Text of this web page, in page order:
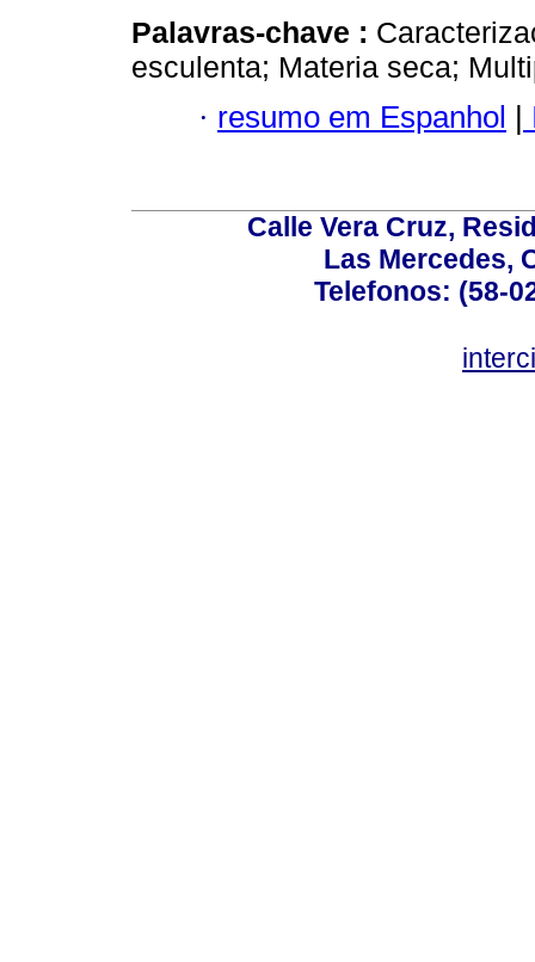
Palavras-chave :
esculenta; Materia seca;
· resumo em Espanhol
Calle Vera Cruz,
Las Mercedes,
Telefonos: (58-